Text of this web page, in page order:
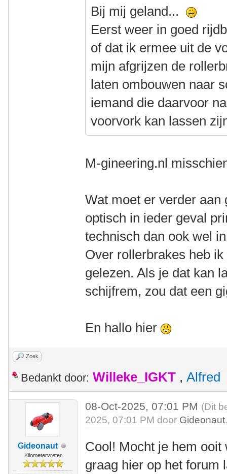
Bij mij geland...
Eerst weer in goed
of dat ik ermee uit de
mijn afgrijzen de
laten ombouwen naar
iemand die daarvoor
voorvork kan lassen
M-gineering.nl
Wat moet er verder aan
optisch in ieder geval
technisch dan ook wel
Over rollerbrakes heb
gelezen. Als je dat kan
schijfrem, zou dat een
En hallo hier
Zoek
Bedankt door: Willeke_IGKT , Alfred
Gideonaut
Kilometervreter
08-Oct-2025, 07:01 PM (Dit
2025, 07:01 PM door Gideonaut
Cool! Mocht je hem
graag hier op het forum